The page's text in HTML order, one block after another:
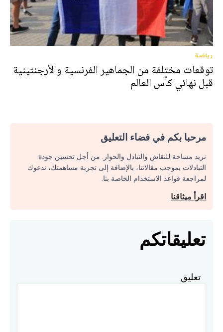
رياضة
توقعات مختلفة من الجماهير الفرنسية والأرجنتينية
قبل نهائي كأس العالم
مرحبا بكم في فضاء التعليق
نريد مساحة للنقاش والتبادل والحوار. من أجل تحسين جودة
التبادلات بموجب مقالاتنا، بالإضافة إلى تجربة مساهمتك، ندعوك
لمراجعة قواعد الاستخدام الخاصة بنا.
اقرأ ميثاقنا
تعليقاتكم
تعليق